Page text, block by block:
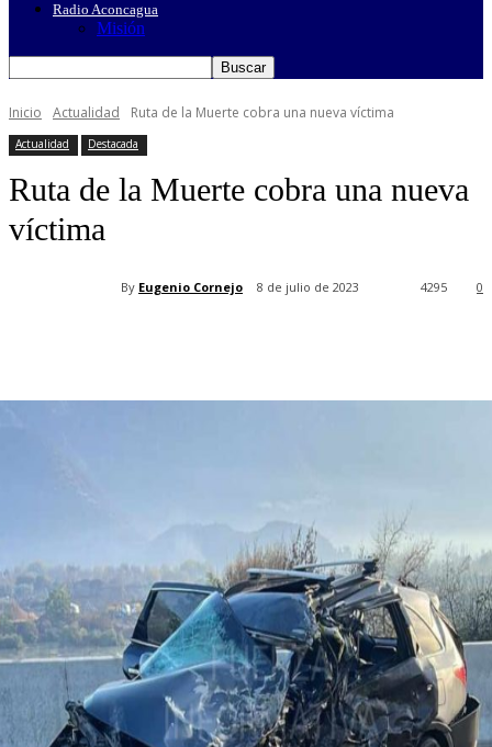
Radio Aconcagua
Misión
Inicio Actualidad Ruta de la Muerte cobra una nueva víctima
Actualidad Destacada
Ruta de la Muerte cobra una nueva
víctima
By Eugenio Cornejo 8 de julio de 2023 0
4295